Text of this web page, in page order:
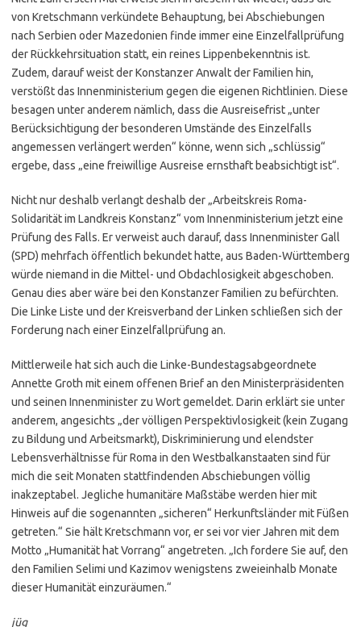
von Kretschmann verkündete Behauptung, bei Abschiebungen
nach Serbien oder Mazedonien finde immer eine Einzelfallprüfung
der Rückkehrsituation statt, ein reines Lippenbekenntnis ist.
Zudem, darauf weist der Konstanzer Anwalt der Familien hin,
verstößt das Innenministerium gegen die eigenen Richtlinien. Diese
besagen unter anderem nämlich, dass die Ausreisefrist „unter
Berücksichtigung der besonderen Umstände des Einzelfalls
angemessen verlängert werden“ könne, wenn sich „schlüssig“
ergebe, dass „eine freiwillige Ausreise ernsthaft beabsichtigt ist“.
Nicht nur deshalb verlangt deshalb der „Arbeitskreis Roma-
Solidarität im Landkreis Konstanz“ vom Innenministerium jetzt eine
Prüfung des Falls. Er verweist auch darauf, dass Innenminister Gall
(SPD) mehrfach öffentlich bekundet hatte, aus Baden-Württemberg
würde niemand in die Mittel- und Obdachlosigkeit abgeschoben.
Genau dies aber wäre bei den Konstanzer Familien zu befürchten.
Die Linke Liste und der Kreisverband der Linken schließen sich der
Forderung nach einer Einzelfallprüfung an.
Mittlerweile hat sich auch die Linke-Bundestagsabgeordnete
Annette Groth mit einem offenen Brief an den Ministerpräsidenten
und seinen Innenminister zu Wort gemeldet. Darin erklärt sie unter
anderem, angesichts „der völligen Perspektivlosigkeit (kein Zugang
zu Bildung und Arbeitsmarkt), Diskriminierung und elendster
Lebensverhältnisse für Roma in den Westbalkanstaaten sind für
mich die seit Monaten stattfindenden Abschiebungen völlig
inakzeptabel. Jegliche humanitäre Maßstäbe werden hier mit
Hinweis auf die sogenannten „sicheren“ Herkunftsländer mit Füßen
getreten.“ Sie hält Kretschmann vor, er sei vor vier Jahren mit dem
Motto „Humanität hat Vorrang“ angetreten. „Ich fordere Sie auf, den
den Familien Selimi und Kazimov wenigstens zweieinhalb Monate
dieser Humanität einzuräumen.“
jüg